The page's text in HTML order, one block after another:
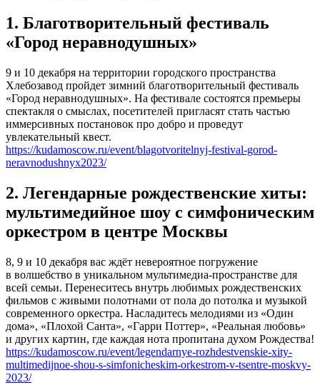
1. Благотворительный фестиваль
«Город неравнодушных»
9 и 10 декабря на территории городского пространства
Хлебозавод пройдет зимний благотворительный фестиваль
«Город неравнодушных». На фестивале состоятся премьеры
спектакля о смыслах, посетителей пригласят стать частью
иммерсивных постановок про добро и проведут
увлекательный квест.
https://kudamoscow.ru/event/blagotvoritelnyj-festival-gorod-
neravnodushnyx2023/
2. Легендарные рождественские хиты:
мультимедийное шоу с симфоническим
оркестром в центре Москвы
8, 9 и 10 декабря вас ждёт невероятное погружение
в волшебство в уникальном мультимедиа-пространстве для
всей семьи. Перенеситесь внутрь любимых рождественских
фильмов с живыми полотнами от пола до потолка и музыкой
современного оркестра. Насладитесь мелодиями из «Один
дома», «Плохой Санта», «Гарри Поттер», «Реальная любовь»
и других картин, где каждая нота пропитана духом Рождества!
https://kudamoscow.ru/event/legendarnye-rozhdestvenskie-xity-
multimedijnoe-shou-s-simfonicheskim-orkestrom-v-tsentre-moskvy-
2023/